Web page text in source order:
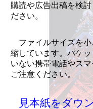
購読や広告出稿を検
ださい。
ファイルサイズを
縮しています。パケ
いない携帯電話やス
ご注意ください。
見本紙をダウ